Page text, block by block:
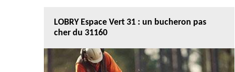
LOBRY Espace Vert 31 : un bucheron pas
cher du 31160